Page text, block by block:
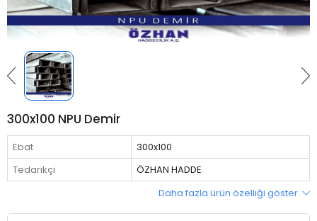
300x100 NPU Demir
Ebat
300x100
Tedarikçi
ÖZHAN HADDE
Daha fazla ürün özelliği göster